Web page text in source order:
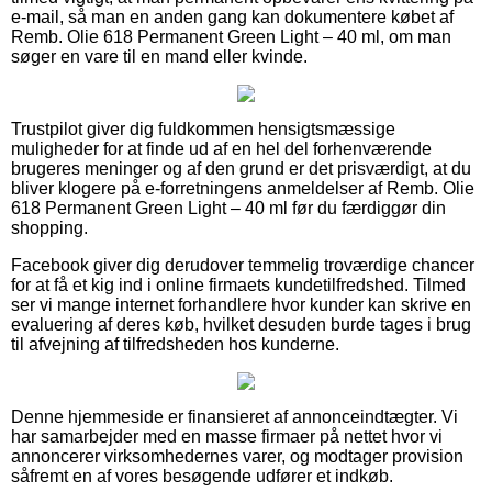
e-mail, så man en anden gang kan dokumentere købet af
Remb. Olie 618 Permanent Green Light – 40 ml, om man
søger en vare til en mand eller kvinde.
Trustpilot giver dig fuldkommen hensigtsmæssige
muligheder for at finde ud af en hel del forhenværende
brugeres meninger og af den grund er det prisværdigt, at du
bliver klogere på e-forretningens anmeldelser af Remb. Olie
618 Permanent Green Light – 40 ml før du færdiggør din
shopping.
Facebook giver dig derudover temmelig troværdige chancer
for at få et kig ind i online firmaets kundetilfredshed. Tilmed
ser vi mange internet forhandlere hvor kunder kan skrive en
evaluering af deres køb, hvilket desuden burde tages i brug
til afvejning af tilfredsheden hos kunderne.
Denne hjemmeside er finansieret af annonceindtægter. Vi
har samarbejder med en masse firmaer på nettet hvor vi
annoncerer virksomhedernes varer, og modtager provision
såfremt en af vores besøgende udfører et indkøb.